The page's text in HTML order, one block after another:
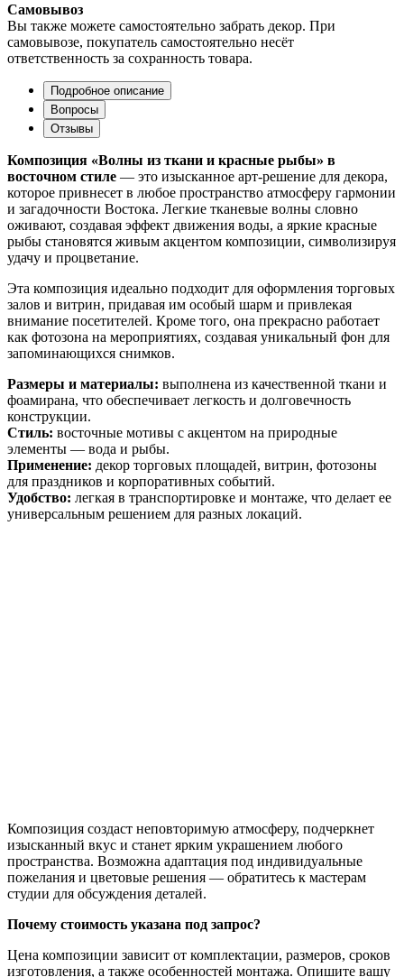
Самовывоз
Вы также можете самостоятельно забрать декор. При
самовывозе, покупатель самостоятельно несёт
ответственность за сохранность товара.
Подробное описание
Вопросы
Отзывы
Композиция «Волны из ткани и красные рыбы» в
восточном стиле — это изысканное арт-решение для декора,
которое привнесет в любое пространство атмосферу гармонии
и загадочности Востока. Легкие тканевые волны словно
оживают, создавая эффект движения воды, а яркие красные
рыбы становятся живым акцентом композиции, символизируя
удачу и процветание.
Эта композиция идеально подходит для оформления торговых
залов и витрин, придавая им особый шарм и привлекая
внимание посетителей. Кроме того, она прекрасно работает
как фотозона на мероприятиях, создавая уникальный фон для
запоминающихся снимков.
Размеры и материалы: выполнена из качественной ткани и
фоамирана, что обеспечивает легкость и долговечность
конструкции.
Стиль: восточные мотивы с акцентом на природные
элементы — вода и рыбы.
Применение: декор торговых площадей, витрин, фотозоны
для праздников и корпоративных событий.
Удобство: легкая в транспортировке и монтаже, что делает ее
универсальным решением для разных локаций.
Композиция создаст неповторимую атмосферу, подчеркнет
изысканный вкус и станет ярким украшением любого
пространства. Возможна адаптация под индивидуальные
пожелания и цветовые решения — обратитесь к мастерам
студии для обсуждения деталей.
Почему стоимость указана под запрос?
Цена композиции зависит от комплектации, размеров, сроков
изготовления, а также особенностей монтажа. Опишите вашу